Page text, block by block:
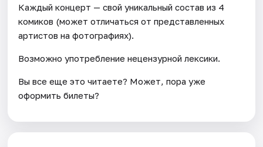
Каждый концерт — свой уникальный состав из 4
комиков (может отличаться от представленных
артистов на фотографиях).
Возможно употребление нецензурной лексики.
Вы все еще это читаете? Может, пора уже
оформить билеты?